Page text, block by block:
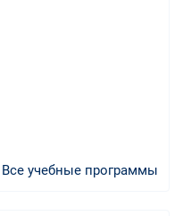
Все учебные программы